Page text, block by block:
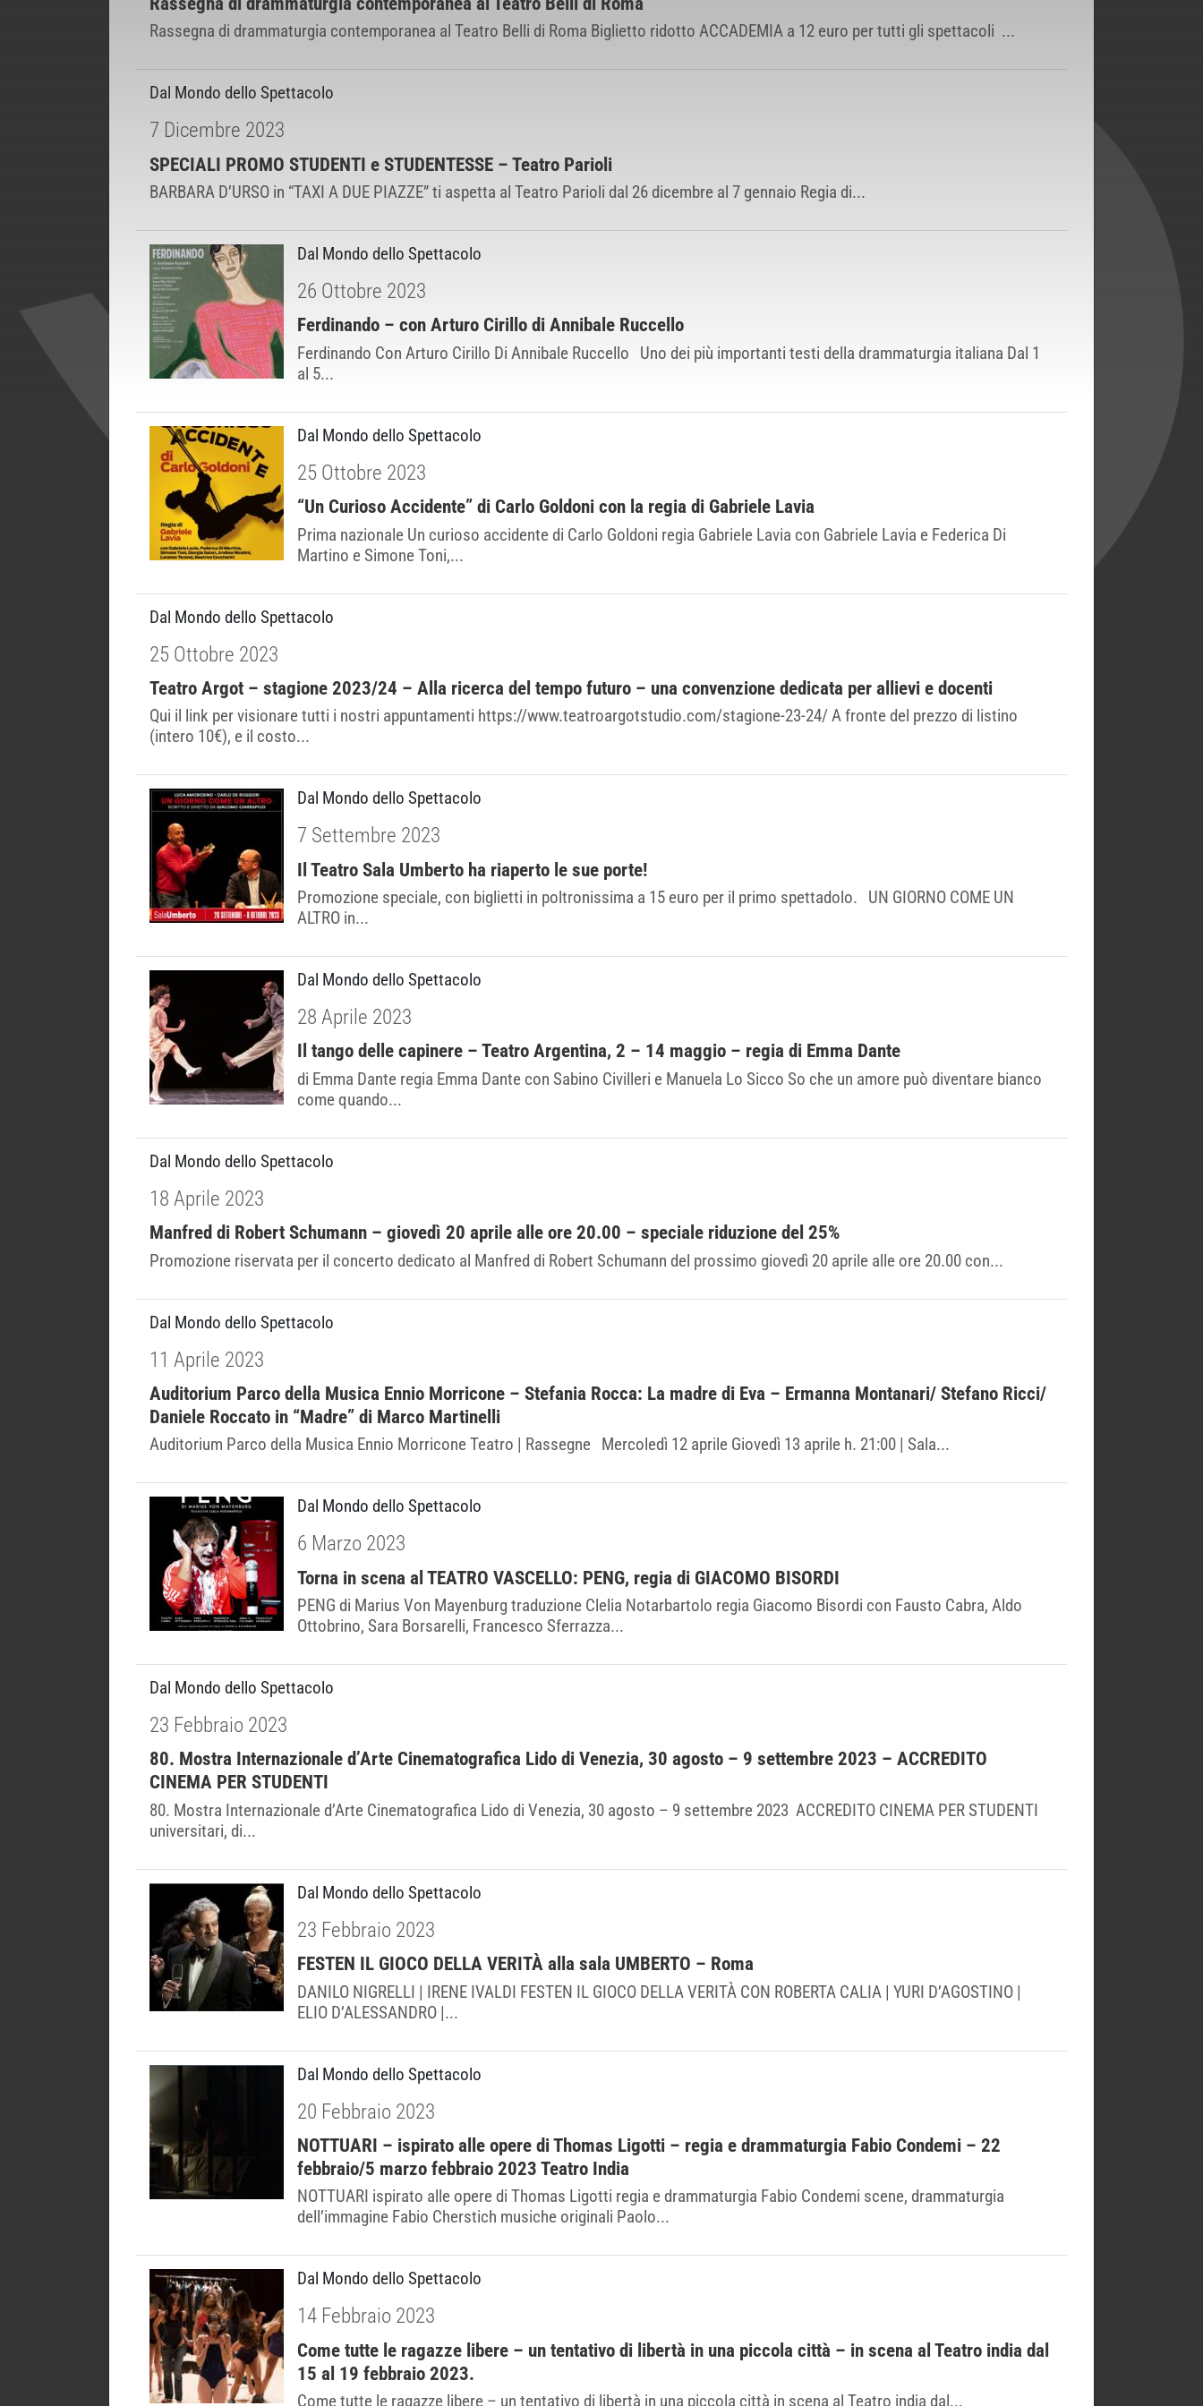
Rassegna di drammaturgia contemporanea al Teatro Belli di Roma Biglietto ridotto ACCADEMIA a 12 euro per tutti gli spettacoli ...
Dal Mondo dello Spettacolo
7 Dicembre 2023
SPECIALI PROMO STUDENTI e STUDENTESSE – Teatro Parioli
BARBARA D’URSO in “TAXI A DUE PIAZZE” ti aspetta al Teatro Parioli dal 26 dicembre al 7 gennaio Regia di...
Dal Mondo dello Spettacolo
26 Ottobre 2023
Ferdinando – con Arturo Cirillo di Annibale Ruccello
Ferdinando Con Arturo Cirillo Di Annibale Ruccello Uno dei più importanti testi della drammaturgia italiana Dal 1
al 5...
Dal Mondo dello Spettacolo
25 Ottobre 2023
“Un Curioso Accidente” di Carlo Goldoni con la regia di Gabriele Lavia
Prima nazionale Un curioso accidente di Carlo Goldoni regia Gabriele Lavia con Gabriele Lavia e Federica Di
Martino e Simone Toni,...
Dal Mondo dello Spettacolo
25 Ottobre 2023
Teatro Argot – stagione 2023/24 – Alla ricerca del tempo futuro – una convenzione dedicata per allievi e docenti
Qui il link per visionare tutti i nostri appuntamenti https://www.teatroargotstudio.com/stagione-23-24/ A fronte del prezzo di listino
(intero 10€), e il costo...
Dal Mondo dello Spettacolo
7 Settembre 2023
Il Teatro Sala Umberto ha riaperto le sue porte!
Promozione speciale, con biglietti in poltronissima a 15 euro per il primo spettadolo. UN GIORNO COME UN
ALTRO in...
Dal Mondo dello Spettacolo
28 Aprile 2023
Il tango delle capinere – Teatro Argentina, 2 – 14 maggio – regia di Emma Dante
di Emma Dante regia Emma Dante con Sabino Civilleri e Manuela Lo Sicco So che un amore può diventare bianco
come quando...
Dal Mondo dello Spettacolo
18 Aprile 2023
Manfred di Robert Schumann – giovedì 20 aprile alle ore 20.00 – speciale riduzione del 25%
Promozione riservata per il concerto dedicato al Manfred di Robert Schumann del prossimo giovedì 20 aprile alle ore 20.00 con...
Dal Mondo dello Spettacolo
11 Aprile 2023
Auditorium Parco della Musica Ennio Morricone – Stefania Rocca: La madre di Eva – Ermanna Montanari/ Stefano Ricci/
Daniele Roccato in “Madre” di Marco Martinelli
Auditorium Parco della Musica Ennio Morricone Teatro | Rassegne Mercoledì 12 aprile Giovedì 13 aprile h. 21:00 | Sala...
Dal Mondo dello Spettacolo
6 Marzo 2023
Torna in scena al TEATRO VASCELLO: PENG, regia di GIACOMO BISORDI
PENG di Marius Von Mayenburg traduzione Clelia Notarbartolo regia Giacomo Bisordi con Fausto Cabra, Aldo
Ottobrino, Sara Borsarelli, Francesco Sferrazza...
Dal Mondo dello Spettacolo
23 Febbraio 2023
80. Mostra Internazionale d’Arte Cinematografica Lido di Venezia, 30 agosto – 9 settembre 2023 – ACCREDITO
CINEMA PER STUDENTI
80. Mostra Internazionale d’Arte Cinematografica Lido di Venezia, 30 agosto – 9 settembre 2023 ACCREDITO CINEMA PER STUDENTI
universitari, di...
Dal Mondo dello Spettacolo
23 Febbraio 2023
FESTEN IL GIOCO DELLA VERITÀ alla sala UMBERTO – Roma
DANILO NIGRELLI | IRENE IVALDI FESTEN IL GIOCO DELLA VERITÀ CON ROBERTA CALIA | YURI D’AGOSTINO |
ELIO D’ALESSANDRO |...
Dal Mondo dello Spettacolo
20 Febbraio 2023
NOTTUARI – ispirato alle opere di Thomas Ligotti – regia e drammaturgia Fabio Condemi – 22
febbraio/5 marzo febbraio 2023 Teatro India
NOTTUARI ispirato alle opere di Thomas Ligotti regia e drammaturgia Fabio Condemi scene, drammaturgia
dell’immagine Fabio Cherstich musiche originali Paolo...
Dal Mondo dello Spettacolo
14 Febbraio 2023
Come tutte le ragazze libere – un tentativo di libertà in una piccola città – in scena al Teatro india dal
15 al 19 febbraio 2023.
Come tutte le ragazze libere – un tentativo di libertà in una piccola città in scena al Teatro india dal...